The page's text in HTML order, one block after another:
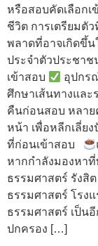
หรือสอบคัดเลือก
ชีวิต การเตรียมตั
พลาดที่อาจเกิดขึ้น
ประจำตัวประชาช
เข้าสอบ
อุปกร
ศึกษาเส้นทางและ
คืนก่อนสอบ หลาย
หน้า เพื่อหลีกเลี่ย
ที่ก่อนเข้าสอบ
หากกำลังมองหา
ธรรมศาสตร์ รังสิ
ธรรมศาสตร์ โรง
ธรรมศาสตร์ เป็น
ปกครอง […]